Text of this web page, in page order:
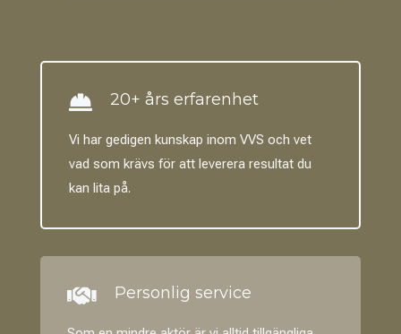
 20+ års erfarenhet
Vi har gedigen kunskap inom VVS och vet
vad som krävs för att leverera resultat du
kan lita på.
 Personlig service